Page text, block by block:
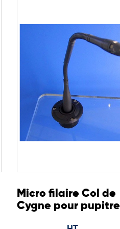
Micro filaire Col de
Cygne pour pupitre